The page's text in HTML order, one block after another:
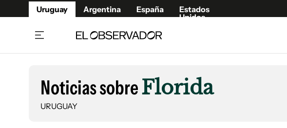
Uruguay Argentina España
Estados
Unidos
Beneficios Member
Referí
Fúnebres
Ahora en:
Noticias sobreFlorida
URUGUAY